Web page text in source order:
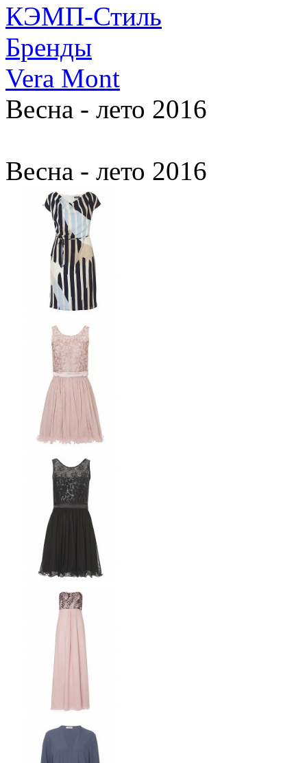
КЭМП-Стиль
Бренды
Vera Mont
Весна - лето 2016
Весна - лето 2016